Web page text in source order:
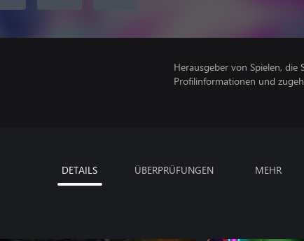
Herausgeber von Spielen,
Profilinformationen und
DETAILS ÜBERPRÜFUNGEN MEHR